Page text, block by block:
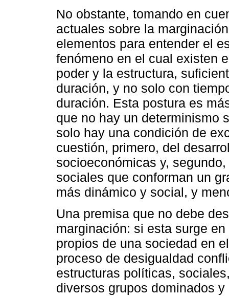
No obstante, tomando en
actuales sobre la
elementos para entender el
fenómeno en el cual existen
poder y la estructura,
duración, y no solo con
duración. Esta postura es
que no hay un determinismo
solo hay una condición de
cuestión, primero, del
socioeconómicas y,
sociales que conforman un
más dinámico y social, y
Una premisa que no debe
marginación: si esta surge
propios de una sociedad en
proceso de desigualdad
estructuras políticas,
diversos grupos dominados